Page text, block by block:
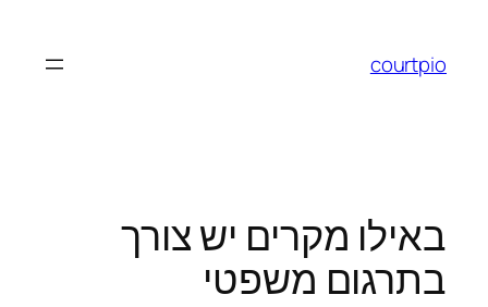
courtpio
באילו מקרים יש צורך
בתרגום משפטי